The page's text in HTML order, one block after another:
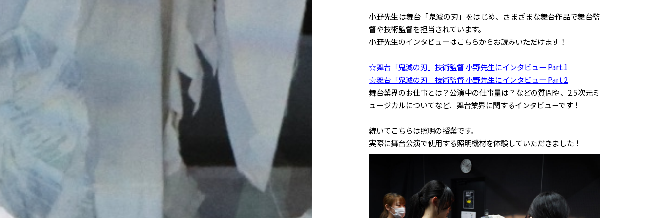
小野先生は舞台「鬼滅の刃」をはじめ、さまざまな舞台作品で舞台監
督や技術監督を担当されています。
小野先生のインタビューはこちらからお読みいただけます！
☆舞台「鬼滅の刃」技術監督 小野先生にインタビュー Part.1
☆舞台「鬼滅の刃」技術監督 小野先生にインタビュー Part.2
舞台業界のお仕事とは？公演中の仕事量は？などの質問や、2.5次元ミ
ュージカルについてなど、舞台業界に関するインタビューです！
続いてこちらは照明の授業です。
実際に舞台公演で使用する照明機材を体験していただきました！